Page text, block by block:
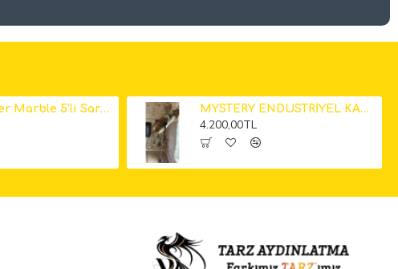
Küp Mermer Marble 5'li Sarkıt Avize 12cm MYSTERY ENDÜSTRİYEL KAMERA LAMBADER
4.200,00TL